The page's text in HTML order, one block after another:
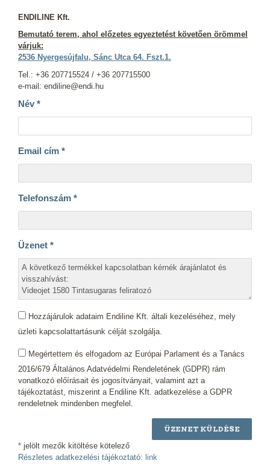
ENDILINE Kft.
Bemutató terem, ahol előzetes egyeztetést követően örömmel
várjuk:
2536 Nyergesújfalu, Sánc Utca 64. Fszt.1.
Tel.: +36 207715524 / +36 207715500
e-mail: endiline@endi.hu
Név *
Email cím *
Telefonszám *
Üzenet *
Hozzájárulok adataim Endiline Kft. általi kezeléséhez, mely
üzleti kapcsolattartásunk célját szolgálja.
Megértettem és elfogadom az Európai Parlament és a Tanács
2016/679 Általános Adatvédelmi Rendeletének (GDPR) rám
vonatkozó előírásait és jogosítványait, valamint azt a
tájékoztatást, miszerint a Endiline Kft. adatkezelése a GDPR
rendeletnek mindenben megfelel.
ÜZENET KÜLDÉSE
* jelölt mezők kitöltése kötelező
Részletes adatkezelési tájékoztató: link